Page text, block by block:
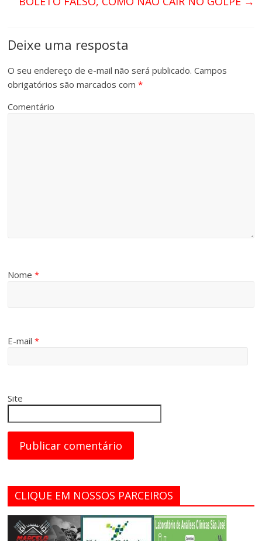
Deixe uma resposta
O seu endereço de e-mail não será publicado. Campos
obrigatórios são marcados com*
Comentário
Nome*
E-mail*
Site
CLIQUE EM NOSSOS PARCEIROS